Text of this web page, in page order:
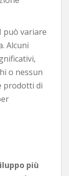
può variare
Alcuni
o nessun
prodotti di
più